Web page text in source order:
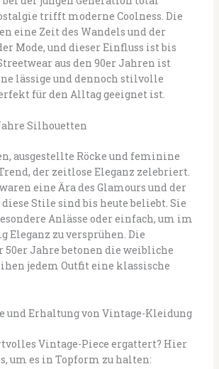
trifft moderne Coolness. Die
eine Zeit des Wandels und der
Mode, und dieser Einfluss ist bis
aus den 90er Jahren ist
lässige und dennoch stilvolle
für den Alltag geeignet ist.
Silhouetten
ausgestellte Röcke und feminine
der zeitlose Eleganz zelebriert.
eine Ära des Glamours und der
diese Stile sind bis heute beliebt. Sie
Anlässe oder einfach, um im
Eleganz zu versprühen. Die
50er Jahre betonen die weibliche
jedem Outfit eine klassische
und Erhaltung von Vintage-Kleidung
Vintage-Piece ergattert? Hier
um es in Topform zu halten: